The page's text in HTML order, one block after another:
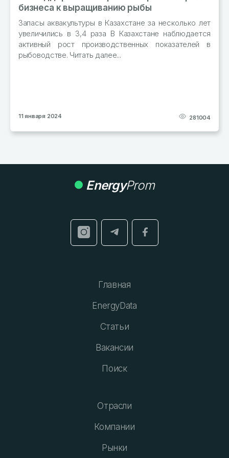
лет
в
281004
Производство муки в стране выросло
январь–октябрь 2023 года в РК
тонн муки из зерновых Читать далее...
EnergyProm
Главная
EnergyData
Статьи
Вакансии
Поиск
Отрасли
Компании
Рынки